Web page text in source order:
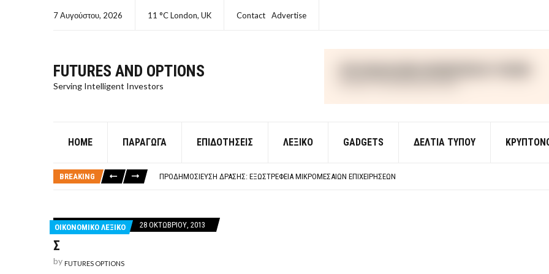
7 Αυγούστου, 2026 11 °C London, UK Contact Advertise
FUTURES AND OPTIONS
Serving Intelligent Investors
HOME ΠΑΡΆΓΩΓΑ ΕΠΙΔΟΤΉΣΕΙΣ ΛΕΞΙΚΌ GADGETS ΔΕΛΤΙΑ ΤΥΠΟΥ
BREAKING
ΠΡΟΔΗΜΟΣΊΕΥΣΗ ΔΡΆΣΗΣ: ΕΞΩΣΤΡΈΦΕΙΑ ΜΙΚΡΟΜΕΣΑΊΩΝ ΕΠΙΧΕΙΡΉΣΕΩΝ
ΤΑΜΕΊΟ ΜΙΚΡΟΠΙΣΤΏΣΕΩΝ ΣΥΧΝΈΣ ΕΡΩΤΉΣΕΙΣ ΑΠΑΝΤΉΣΕΙΣ
ΟΙΚΟΝΟΜΙΚΟ ΛΕΞΙΚΟ 28 ΟΚΤΩΒΡΊΟΥ, 2013
Σ
by FUTURES OPTIONS